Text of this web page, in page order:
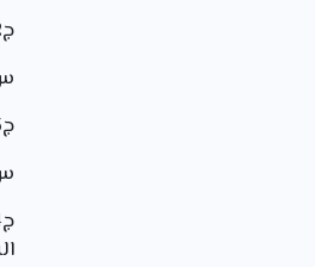
ج2: الحماسة، الشوق، التفاؤل وهذا يفسر حقيقة حزن الألم الشديد واحتياجه
س3:هل لهذه
ج3: نعم لأنه في حاجة إليه لينسى أحزانه وآلامه وهده الحاجة شديدة
س4: وجد الشاعر عند